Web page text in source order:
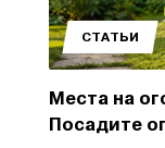
СТАТЬИ
Места на
Посадите